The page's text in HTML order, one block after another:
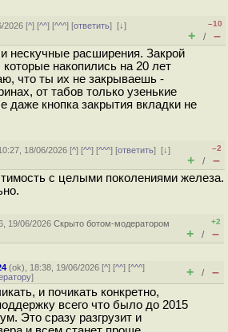
2026 [^] [^^] [^^^] [ответить][↓]
–10
+ / –
нескучные расширения. Закрой
накопились на 20 лет
что ты их не закрываешь -
от табов только узенькие
даже кнопка закрытия вкладки не
18/06/2026 [^] [^^] [^^^] [ответить][↓]
–2
+ / –
с целыми поколениями железа.
19/06/2026Скрыто ботом-модератором
+2
+ / –
(ok), 18:38, 19/06/2026 [^] [^^] [^^^]
] + / –
и почикать конкретно,
всего что было до 2015
Это сразу разгрузит и